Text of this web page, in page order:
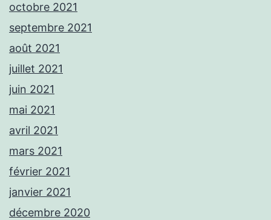
octobre 2021
septembre 2021
août 2021
juillet 2021
juin 2021
mai 2021
avril 2021
mars 2021
février 2021
janvier 2021
décembre 2020